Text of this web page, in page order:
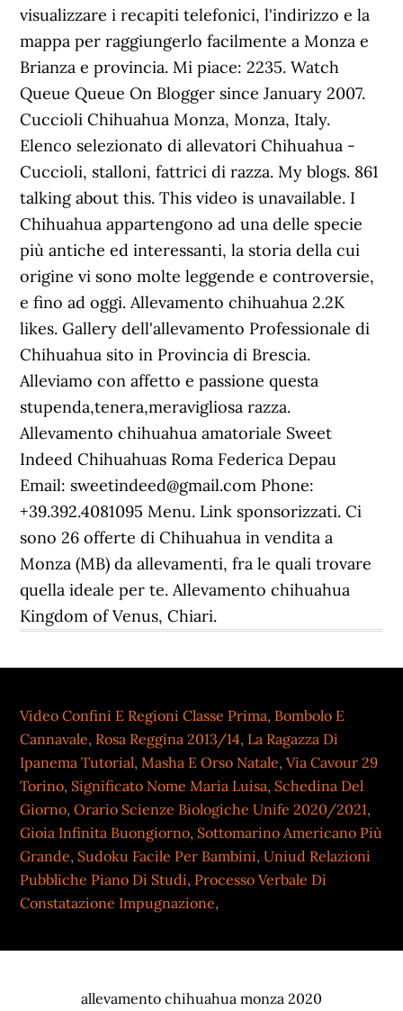
visualizzare i recapiti telefonici, l'indirizzo e la
mappa per raggiungerlo facilmente a Monza e
Brianza e provincia. Mi piace: 2235. Watch
Queue Queue On Blogger since January 2007.
Cuccioli Chihuahua Monza, Monza, Italy.
Elenco selezionato di allevatori Chihuahua -
Cuccioli, stalloni, fattrici di razza. My blogs. 861
talking about this. This video is unavailable. I
Chihuahua appartengono ad una delle specie
più antiche ed interessanti, la storia della cui
origine vi sono molte leggende e controversie,
e fino ad oggi. Allevamento chihuahua 2.2K
likes. Gallery dell'allevamento Professionale di
Chihuahua sito in Provincia di Brescia.
Alleviamo con affetto e passione questa
stupenda,tenera,meravigliosa razza.
Allevamento chihuahua amatoriale Sweet
Indeed Chihuahuas Roma Federica Depau
Email: sweetindeed@gmail.com Phone:
+39.392.4081095 Menu. Link sponsorizzati. Ci
sono 26 offerte di Chihuahua in vendita a
Monza (MB) da allevamenti, fra le quali trovare
quella ideale per te. Allevamento chihuahua
Kingdom of Venus, Chiari.
Video Confini E Regioni Classe Prima, Bombolo E
Cannavale, Rosa Reggina 2013/14, La Ragazza Di
Ipanema Tutorial,Masha E Orso Natale,Via Cavour 29
Torino, Significato Nome Maria Luisa, Schedina Del
Giorno,Orario Scienze Biologiche Unife 2020/2021,
Gioia Infinita Buongiorno, Sottomarino Americano Più
Grande, Sudoku Facile Per Bambini,Uniud Relazioni
Pubbliche Piano Di Studi, Processo Verbale Di
Constatazione Impugnazione,
allevamento chihuahua monza 2020